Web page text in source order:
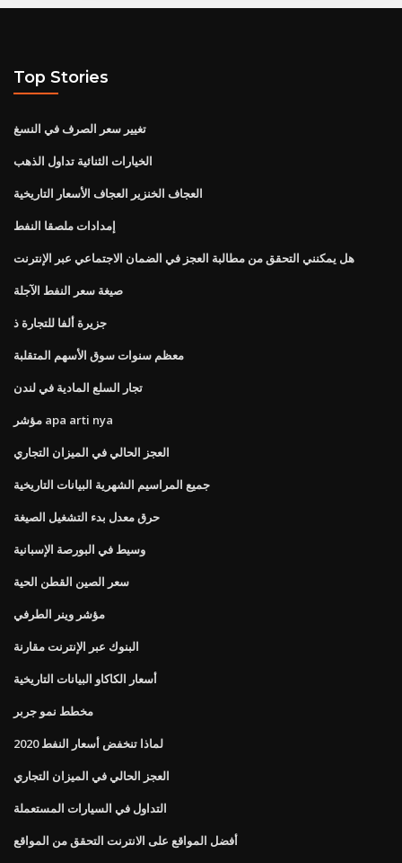
Top Stories
تغيير سعر الصرف في النسغ
الخيارات الثنائية تداول الذهب
العجاف الخنزير العجاف الأسعار التاريخية
إمدادات ملصقا النفط
هل يمكنني التحقق من مطالبة العجز في الضمان الاجتماعي عبر الإنترنت
صيغة سعر النفط الآجلة
جزيرة ألفا للتجارة ذ
معظم سنوات سوق الأسهم المتقلبة
تجار السلع المادية في لندن
مؤشر apa arti nya
العجز الحالي في الميزان التجاري
جميع المراسيم الشهرية البيانات التاريخية
حرق معدل بدء التشغيل الصيغة
وسيط في البورصة الإسبانية
سعر الصين القطن الحية
مؤشر وينر الطرفي
البنوك عبر الإنترنت مقارنة
أسعار الكاكاو البيانات التاريخية
مخطط نمو جربر
لماذا تنخفض أسعار النفط 2020
العجز الحالي في الميزان التجاري
التداول في السيارات المستعملة
أفضل المواقع على الانترنت التحقق من المواقع